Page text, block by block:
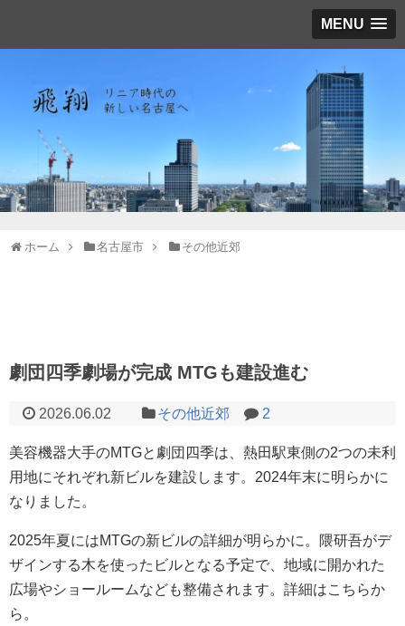
MENU
ホーム 名古屋市 その他近郊
劇団四季劇場が完成 MTGも建設進む
2026.06.02 その他近郊 2
美容機器大手のMTGと劇団四季は、熱田駅東側の2つの未利
用地にそれぞれ新ビルを建設します。2024年末に明らかに
なりました。
2025年夏にはMTGの新ビルの詳細が明らかに。隈研吾がデ
ザインする木を使ったビルとなる予定で、地域に開かれた
広場やショールームなども整備されます。詳細はこちらか
ら。